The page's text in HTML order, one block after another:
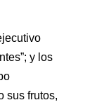
y los
sus frutos,